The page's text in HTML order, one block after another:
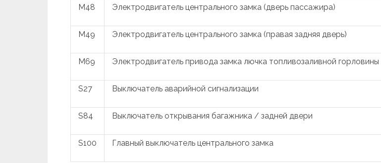
M48 Электродвигатель центрального замка (дверь пассажира)
M49 Электродвигатель центрального замка (правая задняя дверь)
M69 Электродвигатель привода замка лючка топливозаливной горловины
S27 Выключатель аварийной сигнализации
S84 Выключатель открывания багажника / задней двери
S100 Главный выключатель центрального замка